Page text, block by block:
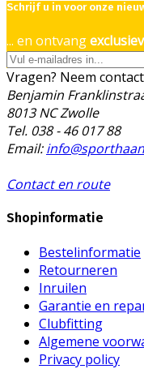
Schrijf u in voor onze
... en ontvang
Vragen? Neem
Benjamin
8013 NC Zwolle
Tel. 038 - 46 017 88
Email:
Contact en route
Shopinformatie
Bestelinformatie
Retourneren
Inruilen
Garantie en
Clubfitting
Algemene
Privacy policy